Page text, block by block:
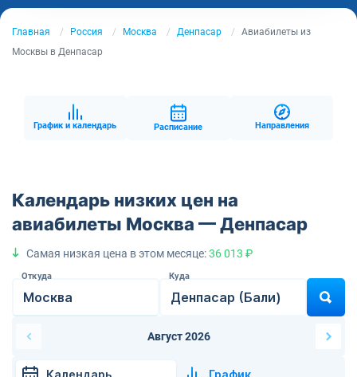
Главная Россия Москва Денпасар
Авиабилеты из
Москвы в Денпасар
График и календарь Расписание Направления
Календарь низких цен на
авиабилеты Москва — Денпасар
Самая низкая цена в этом месяце:36 013 ₽
Откуда Куда
Август 2026
Календарь График